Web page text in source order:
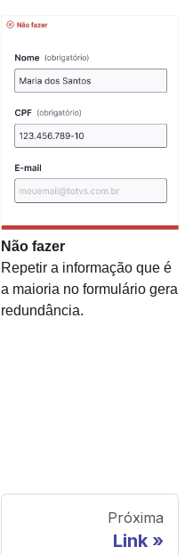
Não fazer
Repetir a informação que é
a maioria no formulário gera
redundância.
Próxima
Link